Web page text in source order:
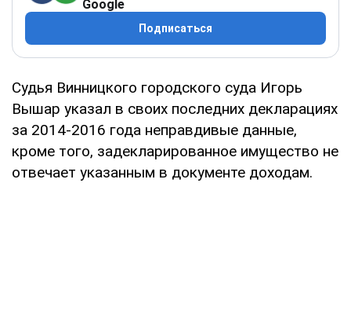
Google
Подписаться
Судья Винницкого городского суда Игорь
Вышар указал в своих последних декларациях
за 2014-2016 года неправдивые данные,
кроме того, задекларированное имущество не
отвечает указанным в документе доходам.